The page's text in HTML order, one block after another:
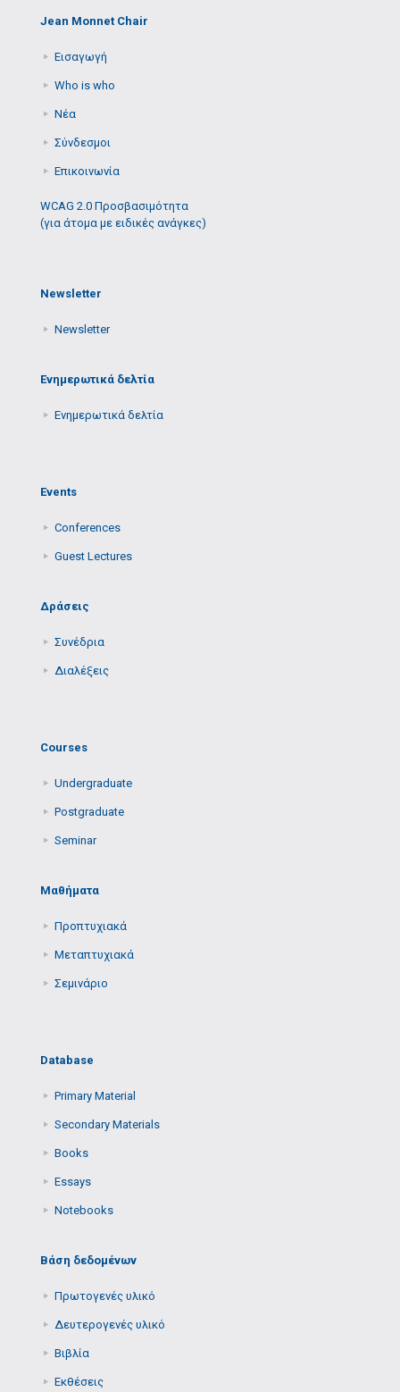
Jean Monnet Chair
Εισαγωγή
Who is who
Νέα
Σύνδεσμοι
Επικοινωνία
WCAG 2.0 Προσβασιμότητα
(για άτομα με ειδικές ανάγκες)
Newsletter
Newsletter
Ενημερωτικά δελτία
Ενημερωτικά δελτία
Events
Conferences
Guest Lectures
Δράσεις
Συνέδρια
Διαλέξεις
Courses
Undergraduate
Postgraduate
Seminar
Μαθήματα
Προπτυχιακά
Μεταπτυχιακά
Σεμινάριο
Database
Primary Μaterial
Secondary Μaterials
Books
Essays
Notebooks
Βάση δεδομένων
Πρωτογενές υλικό
Δευτερογενές υλικό
Βιβλία
Εκθέσεις